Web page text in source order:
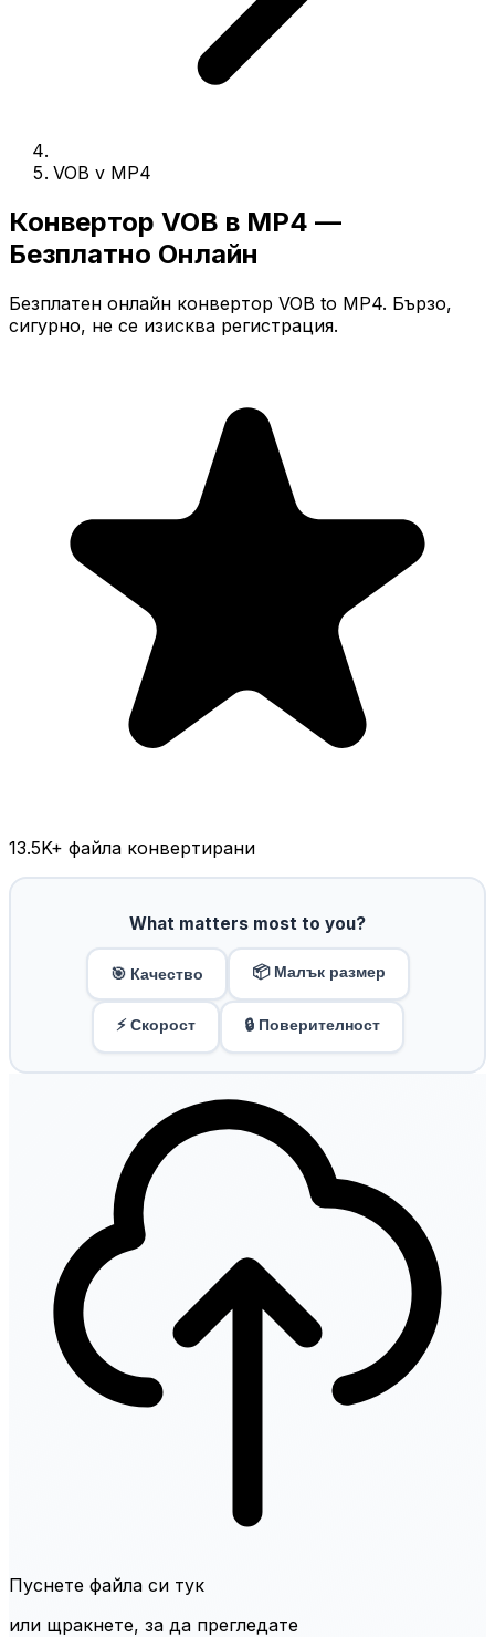
VOB v MP4
Конвертор VOB в MP4 —
Безплатно Онлайн
Безплатен онлайн конвертор VOB to MP4. Бързо,
сигурно, не се изисква регистрация.
13.5K+ файла конвертирани
What matters most to you?
🎯 Качество 📦 Малък размер
⚡ Скорост 🔒 Поверителност
Пуснете файла си тук
или щракнете, за да прегледате